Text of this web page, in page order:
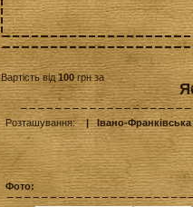
Вартість від100грн за
Розташування:| Івано-Франківська
Фото: